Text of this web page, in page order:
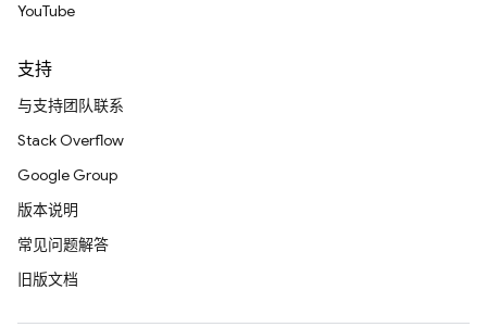
YouTube
支持
与支持团队联系
Stack Overflow
Google Group
版本说明
常见问题解答
旧版文档